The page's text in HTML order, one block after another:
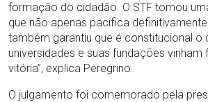
formação do cidadão. O STF tomou
que não apenas pacifica
também garantiu que é constitucional o
universidades e suas fundações vinham
vitória”, explica Peregrino.
O julgamento foi comemorado pela